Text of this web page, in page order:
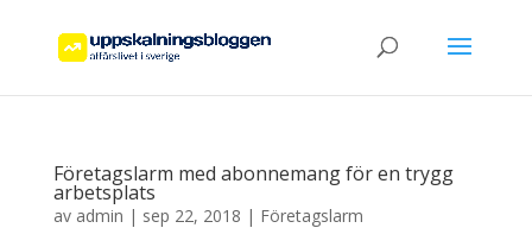
Företagslarm med abonnemang för en trygg
arbetsplats
av admin | sep 22, 2018 | Företagslarm